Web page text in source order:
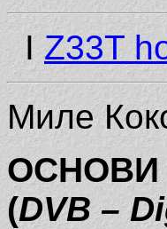
IZ33T
Миле
ОСНОВИ
(DVB –